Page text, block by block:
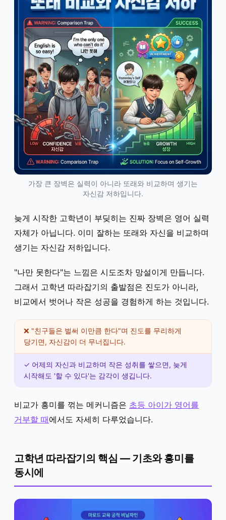
가장 큰 장벽은 실력이 아니라 또래와 비교하며 생기는
자신감 저하입니다.
늦게 시작한 고학년이 부딪히는 진짜 장벽은 영어 실력
자체가 아닙니다. 이미 잘하는 또래와 자신을 비교하며
생기는 자신감 저하입니다.
"나만 못한다"는 느낌은 시도조차 망설이게 만듭니다.
그래서 고학년 따라잡기의 출발점은 진도가 아니라,
비교에서 벗어나 작은 성공을 경험하게 하는 것입니다.
❌ "친구들은 벌써 이만큼 한다"며 진도를 무리하게
당기면, 자신감이 더 무너집니다.
✓ 어제의 자신과 비교하며 작은 성취를 쌓으면, 늦게
시작해도 '할 수 있다'는 감각이 생깁니다.
비교가 흥미를 꺾는 메커니즘은 초등 아이가 영어를
거부할 때에서도 자세히 다루었습니다.
고학년 따라잡기의 핵심 — 기초와 흥미를
동시에